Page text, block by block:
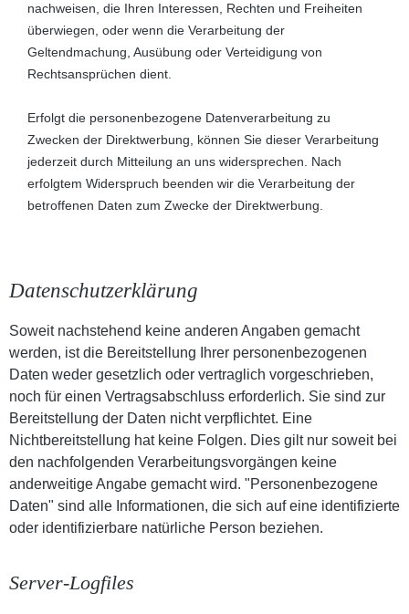
nachweisen, die Ihren Interessen, Rechten und Freiheiten
überwiegen, oder wenn die Verarbeitung der
Geltendmachung, Ausübung oder Verteidigung von
Rechtsansprüchen dient.
Erfolgt die personenbezogene Datenverarbeitung zu
Zwecken der Direktwerbung, können Sie dieser Verarbeitung
jederzeit durch Mitteilung an uns widersprechen. Nach
erfolgtem Widerspruch beenden wir die Verarbeitung der
betroffenen Daten zum Zwecke der Direktwerbung.
Datenschutzerklärung
Soweit nachstehend keine anderen Angaben gemacht
werden, ist die Bereitstellung Ihrer personenbezogenen
Daten weder gesetzlich oder vertraglich vorgeschrieben,
noch für einen Vertragsabschluss erforderlich. Sie sind zur
Bereitstellung der Daten nicht verpflichtet. Eine
Nichtbereitstellung hat keine Folgen. Dies gilt nur soweit bei
den nachfolgenden Verarbeitungsvorgängen keine
anderweitige Angabe gemacht wird. "Personenbezogene
Daten" sind alle Informationen, die sich auf eine identifizierte
oder identifizierbare natürliche Person beziehen.
Server-Logfiles